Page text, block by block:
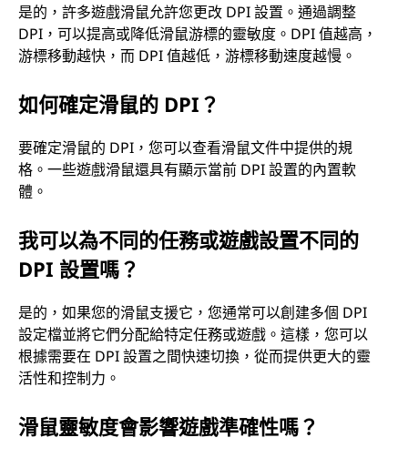
是的，許多遊戲滑鼠允許您更改 DPI 設置。通過調整
DPI，可以提高或降低滑鼠游標的靈敏度。DPI 值越高，
游標移動越快，而 DPI 值越低，游標移動速度越慢。
如何確定滑鼠的 DPI？
要確定滑鼠的 DPI，您可以查看滑鼠文件中提供的規
格。一些遊戲滑鼠還具有顯示當前 DPI 設置的內置軟
體。
我可以為不同的任務或遊戲設置不同的
DPI 設置嗎？
是的，如果您的滑鼠支援它，您通常可以創建多個 DPI
設定檔並將它們分配給特定任務或遊戲。這樣，您可以
根據需要在 DPI 設置之間快速切換，從而提供更大的靈
活性和控制力。
滑鼠靈敏度會影響遊戲準確性嗎？